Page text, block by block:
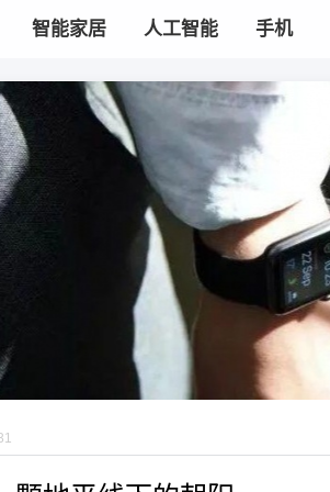
智能家居 人工智能 手机